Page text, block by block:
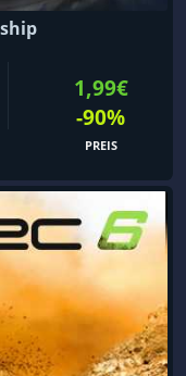
1,99€
-90%
PREIS